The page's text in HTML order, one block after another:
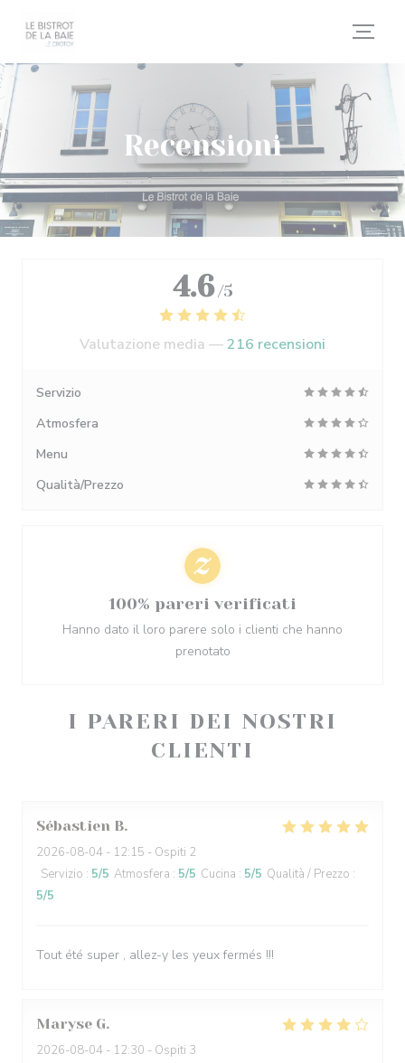
Recensioni
I PARERI DEI NOSTRI
CLIENTI
Sébastien B
2026-08-04 - 12:15 - Ospiti 2
Servizio : 5/5 Atmosfera : 5/5 Cucina : 5/5 Qualità / Prezzo :
5/5
Tout été super , allez-y les yeux fermés !!!
Maryse G
2026-08-04 - 12:30 - Ospiti 3
4.6 /5
Valutazione media —216 recensioni
Servizio
Atmosfera
Menu
Qualità/Prezzo
100% pareri verificati
Hanno dato il loro parere solo i clienti che hanno
prenotato